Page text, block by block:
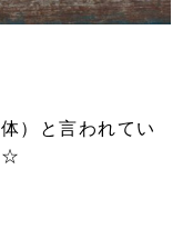
）と言われてい
☆